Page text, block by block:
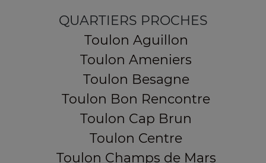
QUARTIERS PROCHES
Toulon Aguillon
Toulon Ameniers
Toulon Besagne
Toulon Bon Rencontre
Toulon Cap Brun
Toulon Centre
Toulon Champs de Mars